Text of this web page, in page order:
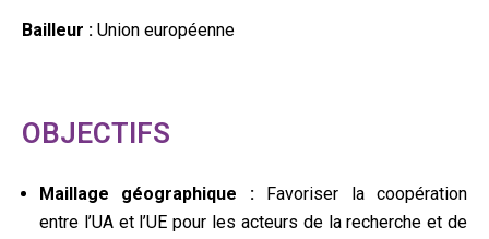
Bailleur : Union européenne
OBJECTIFS
Maillage géographique :Favoriser la coopération
entre l’UA et l’UE pour les acteurs de la recherche et de